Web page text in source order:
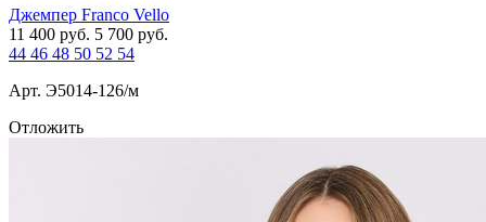
Джемпер Franco Vello
11 400 руб. 5 700 руб.
44 46 48 50 52 54
Арт. Э5014-126/м
Отложить